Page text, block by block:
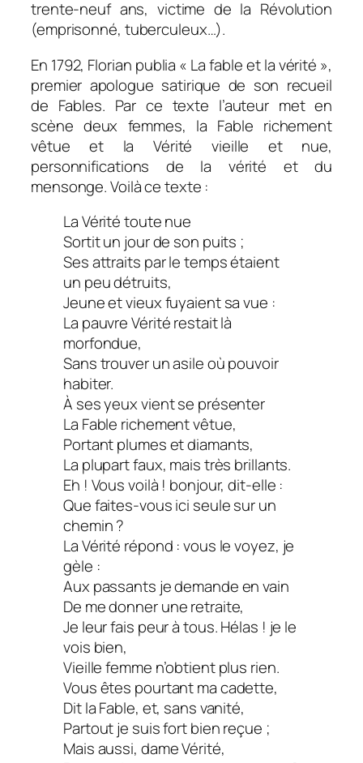
trente-neuf ans, victime de la Révolution
(emprisonné, tuberculeux…).
En 1792, Florian publia « Lafable et la vérité »,
premier apologue satirique de son recueil
de Fables. Par ce texte l’auteur met en
scène deux femmes, la Fable richement
vêtue et la Vérité vieille et nue,
personnifications de la vérité et du
mensonge. Voilà ce texte :
La Vérité toute nue
Sortit un jour de son puits ;
Ses attraits par le temps étaient
un peu détruits,
Jeune et vieux fuyaient sa vue :
La pauvre Vérité restait là
morfondue,
Sans trouver un asile où pouvoir
habiter.
À ses yeux vient se présenter
La Fable richement vêtue,
Portant plumes et diamants,
La plupart faux, mais très brillants.
Eh ! Vous voilà ! bonjour, dit-elle :
Que faites-vous ici seule sur un
chemin ?
La Vérité répond : vous le voyez, je
gèle :
Aux passants je demande en vain
De me donner une retraite,
Je leur fais peur à tous. Hélas ! je le
vois bien,
Vieille femme n’obtient plus rien.
Vous êtes pourtant ma cadette,
Dit la Fable, et, sans vanité,
Partout je suis fort bien reçue ;
Mais aussi, dame Vérité,